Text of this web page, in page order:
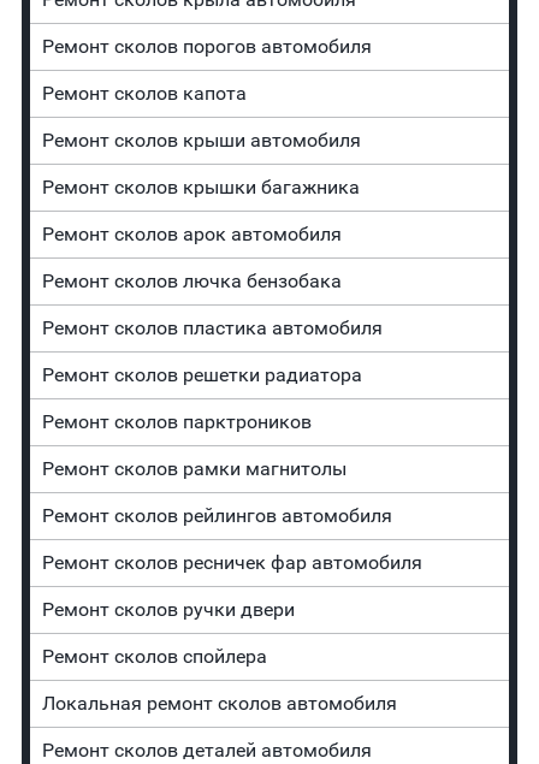
Ремонт сколов порогов автомобиля
Ремонт сколов капота
Ремонт сколов крыши автомобиля
Ремонт сколов крышки багажника
Ремонт сколов арок автомобиля
Ремонт сколов лючка бензобака
Ремонт сколов пластика автомобиля
Ремонт сколов решетки радиатора
Ремонт сколов парктроников
Ремонт сколов рамки магнитолы
Ремонт сколов рейлингов автомобиля
Ремонт сколов ресничек фар автомобиля
Ремонт сколов ручки двери
Ремонт сколов спойлера
Локальная ремонт сколов автомобиля
Ремонт сколов деталей автомобиля